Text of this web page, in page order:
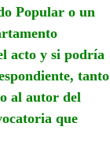
Popular o un
acto y si podría
tanto
al autor del
que